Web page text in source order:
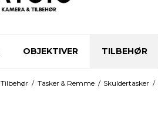
OBJEKTIVER TILBEHØR
Tilbehør / Tasker & Remme / Skuldertasker /